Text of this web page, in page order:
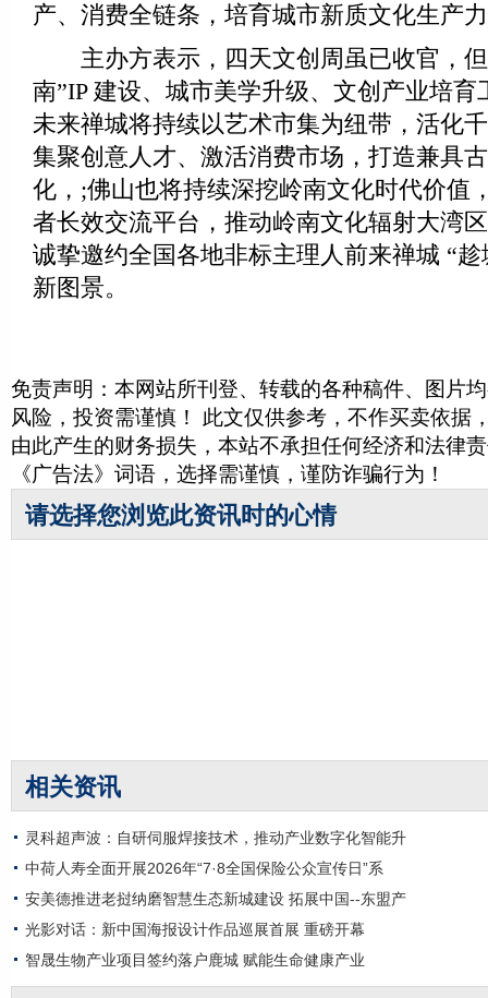
产、消费全链条，培育城市新质文化生产
主办方表示，四天文创周虽已收官，但
南”IP 建设、城市美学升级、文创产业培育
未来禅城将持续以艺术市集为纽带，活化
集聚创意人才、激活消费市场，打造兼具
化，;佛山也将持续深挖岭南文化时代价值
者长效交流平台，推动岭南文化辐射大湾
诚挚邀约全国各地非标主理人前来禅城 “
新图景。
免责声明：本网站所刊登、转载的各种稿件、图片
风险，投资需谨慎！ 此文仅供参考，不作买卖依据
由此产生的财务损失，本站不承担任何经济和法律
《广告法》词语，选择需谨慎，谨防诈骗行为！
请选择您浏览此资讯时的心情
相关资讯
灵科超声波：自研伺服焊接技术，推动产业数字化智能升
中荷人寿全面开展2026年“7·8全国保险公众宣传日”系
安美德推进老挝纳磨智慧生态新城建设 拓展中国--东盟产
光影对话：新中国海报设计作品巡展首展 重磅开幕
智晟生物产业项目签约落户鹿城 赋能生命健康产业